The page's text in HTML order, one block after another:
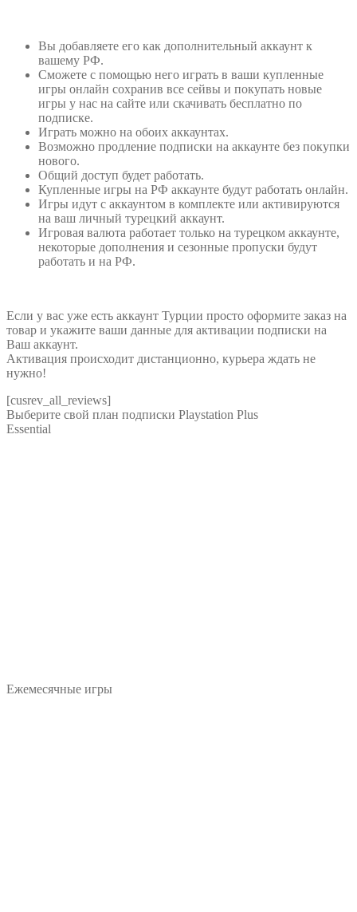
Вы добавляете его как дополнительный аккаунт к
вашему РФ.
Сможете с помощью него играть в ваши купленные
игры онлайн сохранив все сейвы и покупать новые
игры у нас на сайте или скачивать бесплатно по
подписке.
Играть можно на обоих аккаунтах.
Возможно продление подписки на аккаунте без покупки
нового.
Общий доступ будет работать.
Купленные игры на РФ аккаунте будут работать онлайн.
Игры идут с аккаунтом в комплекте или активируются
на ваш личный турецкий аккаунт.
Игровая валюта работает только на турецком аккаунте,
некоторые дополнения и сезонные пропуски будут
работать и на РФ.
Если у вас уже есть аккаунт Турции просто оформите заказ на
товар и укажите ваши данные для активации подписки на
Ваш аккаунт.
Активация происходит дистанционно, курьера ждать не
нужно!
[cusrev_all_reviews]
Выберите свой план подписки Playstation Plus
Essential
Ежемесячные игры